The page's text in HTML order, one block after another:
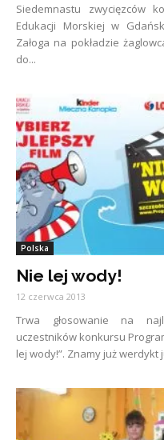
Siedemnastu zwycięzców
Edukacji Morskiej w
Załoga na pokładzie
do...
Polska
Nie lej wody!
12 czerwca 2013
Trwa głosowanie na
uczestników konkursu
lej wody!”. Znamy już werdykt